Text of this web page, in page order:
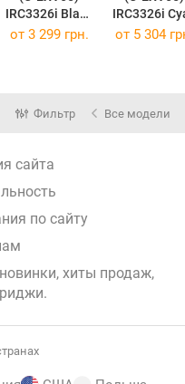
IRC3326i Black
5761C001
IRC3326i
от 3 299 грн. от 5 304
Фильтр Все модели
сайта
по сайту
хиты продаж,
.